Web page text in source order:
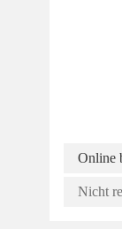
Online
Nicht